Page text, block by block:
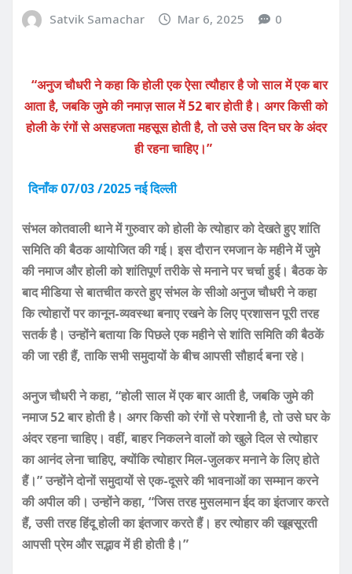
Satvik Samachar Mar 6, 2025 0
“अनुज चौधरी ने कहा कि होली एक ऐसा त्यौहार है जो साल में एक बार
आता है, जबकि जुमे की नमाज़ साल में 52 बार होती है। अगर किसी को
होली के रंगों से असहजता महसूस होती है, तो उसे उस दिन घर के अंदर
ही रहना चाहिए।”
दिनाँक 07/03 /2025 नई दिल्ली
संभल कोतवाली थाने में गुरुवार को होली के त्योहार को देखते हुए शांति
समिति की बैठक आयोजित की गई। इस दौरान रमजान के महीने में जुमे
की नमाज और होली को शांतिपूर्ण तरीके से मनाने पर चर्चा हुई। बैठक के
बाद मीडिया से बातचीत करते हुए संभल के सीओ अनुज चौधरी ने कहा
कि त्योहारों पर कानून-व्यवस्था बनाए रखने के लिए प्रशासन पूरी तरह
सतर्क है। उन्होंने बताया कि पिछले एक महीने से शांति समिति की बैठकें
की जा रही हैं, ताकि सभी समुदायों के बीच आपसी सौहार्द बना रहे।
अनुज चौधरी ने कहा, “होली साल में एक बार आती है, जबकि जुमे की
नमाज 52 बार होती है। अगर किसी को रंगों से परेशानी है, तो उसे घर के
अंदर रहना चाहिए। वहीं, बाहर निकलने वालों को खुले दिल से त्योहार
का आनंद लेना चाहिए, क्योंकि त्योहार मिल-जुलकर मनाने के लिए होते
हैं।”उन्होंने दोनों समुदायों से एक-दूसरे की भावनाओं का सम्मान करने
की अपील की। उन्होंने कहा, “जिस तरह मुसलमान ईद का इंतजार करते
हैं, उसी तरह हिंदू होली का इंतजार करते हैं। हर त्योहार की खूबसूरती
आपसी प्रेम और सद्भाव में ही होती है।”